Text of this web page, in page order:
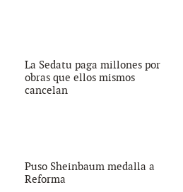
La Sedatu paga millones por
obras que ellos mismos
cancelan
Puso Sheinbaum medalla a
Reforma